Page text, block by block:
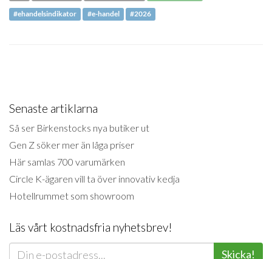
#ehandelsindikator #e-handel #2026
Senaste artiklarna
Så ser Birkenstocks nya butiker ut
Gen Z söker mer än låga priser
Här samlas 700 varumärken
Circle K-ägaren vill ta över innovativ kedja
Hotellrummet som showroom
Läs vårt kostnadsfria nyhetsbrev!
Skicka!